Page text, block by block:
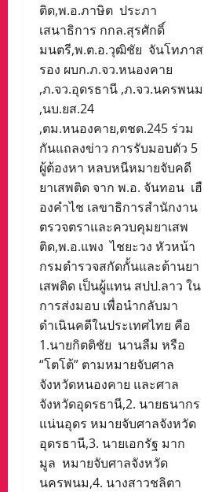
ติด,พ.อ.ภาษิต ประภา
เสนาธิการ กกล.สุรศักดิ์
มนตรี,พ.ต.อ.วุฒิชัย จันโทภาส
รอง ผบก.ภ.จว.หนองคาย
,ภ.จว.อุดรธานี ,ภ.จว.นครพนม
,นบ.ยส.24
,ตม.หนองคาย,ตชด.245 ร่วม
กันแถลงข่าว การรับมอบตัว 5
ผู้ต้องหา หลบหนีหมายจับคดี
ยาเสพติด จาก พ.อ. จันทอน เฮื
องคำไช เลขาธิการสำนักงาน
ตรวจตราและควบคุมยาเสพ
ติด,พ.อ.แพง ไชยะวง หัวหน้า
กรมตำรวจสกัดกั้นและต้านยา
เสพติด เป็นผู้แทน สปป.ลาว ใน
การส่งมอบ เพื่อนำกลับมา
ดำเนินคดีในประเทศไทย คือ
1.นายกิตติชัย นานลืม หรือ
“โตโต้” ตามหมายจับศาล
จังหวัดหนองคาย และศาล
จังหวัดอุดรธานี,2. นายธนากร
แน่นอุดร หมายจับศาลจังหวัด
อุดรธานี,3. นายเอกรัฐ มาก
มูล หมายจับศาลจังหวัด
นครพนม,4. นางสาวชลิตา